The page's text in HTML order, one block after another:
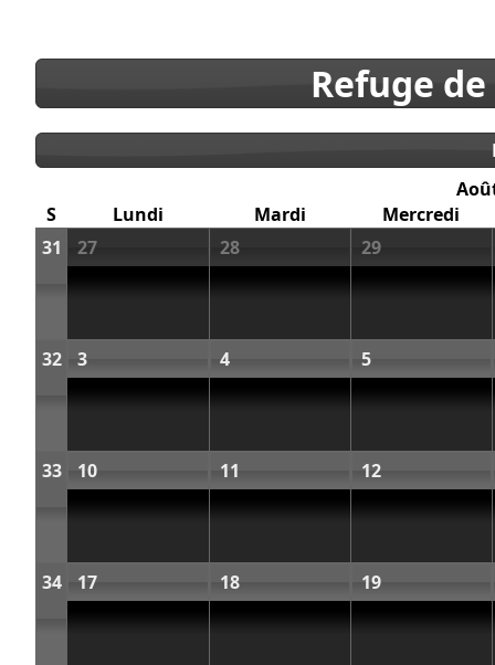
Refuge
S
Lundi Mardi
Mercredi
31
27 28 29
32 3 4 5
33 10 11 12
34 17 18 19